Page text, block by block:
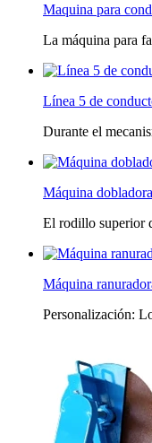
Maquina para
La máquina para
Línea 5 de
Durante el
Máquina
El rodillo superior
Máquina
Personalización: